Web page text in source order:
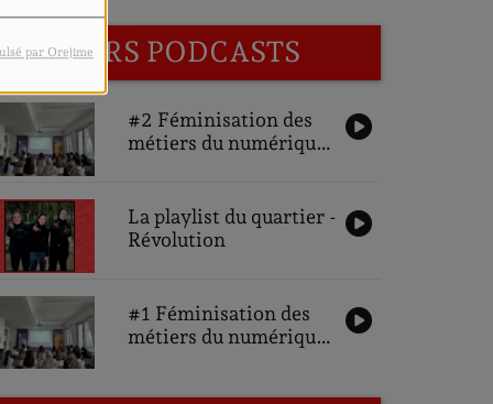
par Orejime PODCASTS
#2 Féminisation des
métiers du numérique,
des partenaires
La playlist du quartier -
Révolution
#1 Féminisation des
métiers du numérique,